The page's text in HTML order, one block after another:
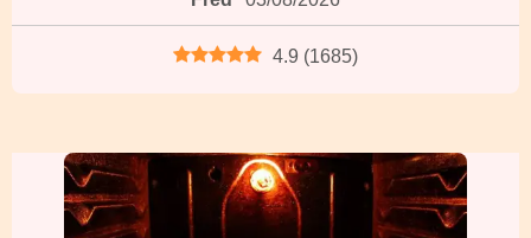
4.9 (1685)